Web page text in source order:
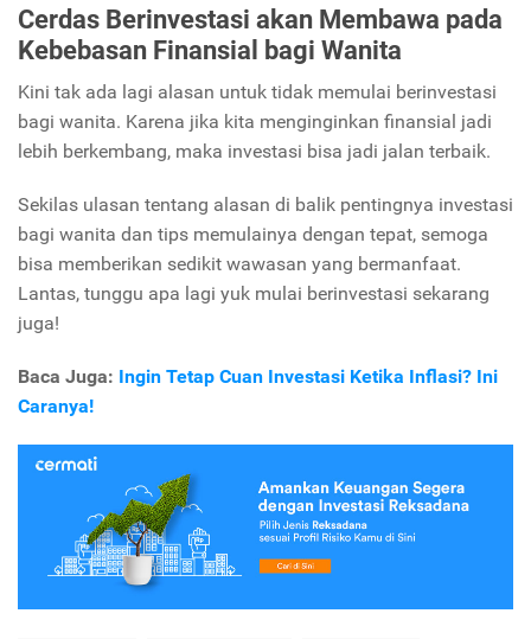
Cerdas Berinvestasi akan Membawa pada
Kebebasan Finansial bagi Wanita
Kini tak ada lagi alasan untuk tidak memulai berinvestasi
bagi wanita. Karena jika kita menginginkan finansial jadi
lebih berkembang, maka investasi bisa jadi jalan terbaik.
Sekilas ulasan tentang alasan di balik pentingnya investasi
bagi wanita dan tips memulainya dengan tepat, semoga
bisa memberikan sedikit wawasan yang bermanfaat.
Lantas, tunggu apa lagi yuk mulai berinvestasi sekarang
juga!
Baca Juga: Ingin Tetap Cuan Investasi Ketika Inflasi? Ini
Caranya!